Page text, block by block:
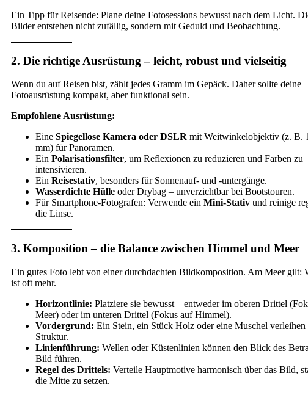
Ein Tipp für Reisende: Plane deine Fotosessions bewusst nach dem Licht.
Bilder entstehen nicht zufällig, sondern mit Geduld und Beobachtung.
2. Die richtige Ausrüstung – leicht, robust und vielseitig
Wenn du auf Reisen bist, zählt jedes Gramm im Gepäck. Daher sollte deine
Fotoausrüstung kompakt, aber funktional sein.
Empfohlene Ausrüstung:
Eine Spiegellose Kamera oder DSLR mit Weitwinkelobjektiv (z. B.
mm) für Panoramen.
Ein Polarisationsfilter, um Reflexionen zu reduzieren und Farben zu
intensivieren.
Ein Reisestativ, besonders für Sonnenauf- und -untergänge.
Wasserdichte Hülle oder Drybag – unverzichtbar bei Bootstouren.
Für Smartphone-Fotografen: Verwende ein Mini-Stativ und reinige
die Linse.
3. Komposition – die Balance zwischen Himmel und Meer
Ein gutes Foto lebt von einer durchdachten Bildkomposition. Am Meer gilt:
ist oft mehr.
Horizontlinie: Platziere sie bewusst – entweder im oberen Drittel
Meer) oder im unteren Drittel (Fokus auf Himmel).
Vordergrund: Ein Stein, ein Stück Holz oder eine Muschel verleihen
Struktur.
Linienführung: Wellen oder Küstenlinien können den Blick des
Bild führen.
Regel des Drittels: Verteile Hauptmotive harmonisch über das Bild,
die Mitte zu setzen.